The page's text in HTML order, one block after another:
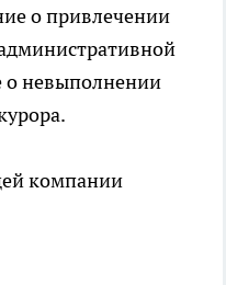
о привлечении
о невыполнении
компании